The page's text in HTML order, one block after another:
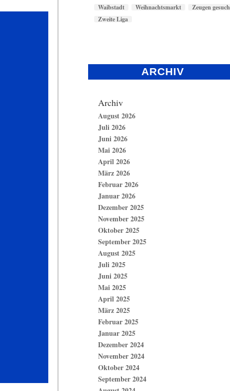
Waibstadt
Weihnachtsmarkt
Zeugen
Zweite Liga
ARCHIV
Archiv
August 2026
Juli 2026
Juni 2026
Mai 2026
April 2026
März 2026
Februar 2026
Januar 2026
Dezember 2025
November 2025
Oktober 2025
September 2025
August 2025
Juli 2025
Juni 2025
Mai 2025
April 2025
März 2025
Februar 2025
Januar 2025
Dezember 2024
November 2024
Oktober 2024
September 2024